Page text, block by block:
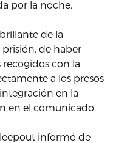
por la noche.
de la
de haber
con la
a los presos
en la
en el comunicado.
informó de